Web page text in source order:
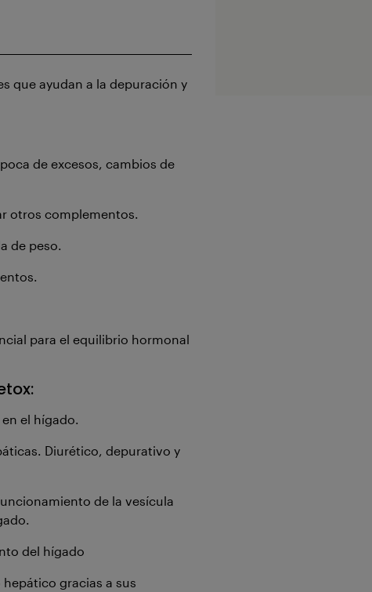
que ayudan a la depuración y
de excesos, cambios de
otros complementos.
de peso.
para el equilibrio hormonal
el hígado.
Diurético, depurativo y
de la vesícula
del hígado
gracias a sus